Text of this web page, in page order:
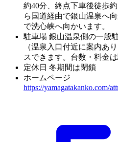
約40分、終点下車後徒歩
ら国道経由で銀山温泉へ
で洗心峡へ向かいます。
駐車場 銀山温泉側の一般
（温泉入口付近に案内あ
スできます。台数・料金
定休日 冬期間は閉鎖
ホームページ
https://yamagatakanko.com/